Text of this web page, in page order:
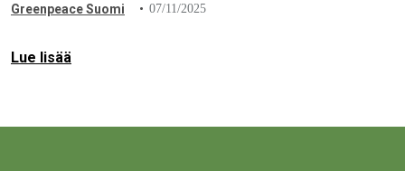
Pohjois-Ruotsissa.
Greenpeace Suomi 07/11/2025
Lue lisää